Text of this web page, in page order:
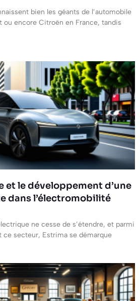
bien les géants de l’automobile
ou encore Citroën en France, tandis
et le développement d’une
dans l’électromobilité
ne cesse de s’étendre, et parmi
ce secteur, Estrima se démarque